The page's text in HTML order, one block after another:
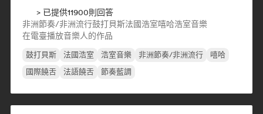
> 已提供11900則回答
非洲節奏/非洲流行鼓打貝斯法國浩室嘻哈浩室音樂
在電臺播放音樂人的作品
鼓打貝斯 法國浩室 浩室音樂 非洲節奏/非洲流行
嘻哈
國際饒舌
法語饒舌 節奏藍調